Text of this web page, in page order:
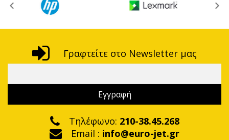
Γραφτείτε στο Newsletter μας
Τηλέφωνο: 210-38.45.268
Email : info@euro-jet.gr